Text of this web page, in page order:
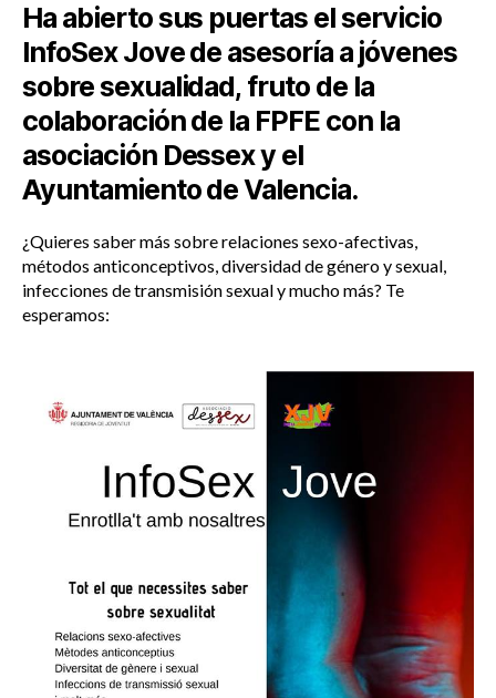
Ha abierto sus puertas el servicio
InfoSex Jove de asesoría a jóvenes
sobre sexualidad, fruto de la
colaboración de la FPFE con la
asociación Dessex y el
Ayuntamiento de Valencia.
¿Quieres saber más sobre relaciones sexo-afectivas,
métodos anticonceptivos, diversidad de género y sexual,
infecciones de transmisión sexual y mucho más? Te
esperamos: